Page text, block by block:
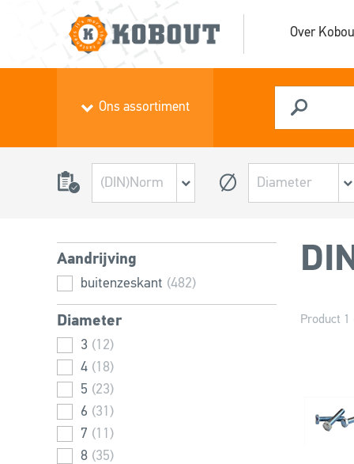
Over
Ons assortiment
Aandrijving
buitenzeskant (482)
Diameter
3 (12)
4 (18)
5 (23)
6 (31)
7 (11)
8 (35)
Product 1